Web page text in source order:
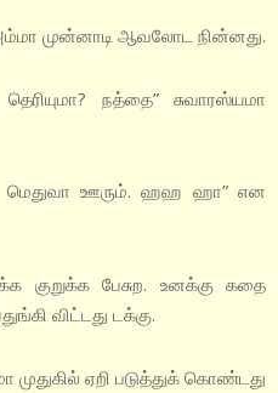
அம்மா முன்னாடி ஆவலோட நின்னது.
நத்தை” சுவாரஸ்யமா
ஊரும். ஹஹ ஹா” என
குறுக்க பேசுற. உனக்கு கதை
விட்டது டக்கு.
ஏறி படுத்துக் கொண்டது